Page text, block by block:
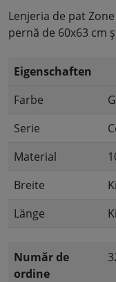
Lenjeria de pat
pernă de 60x63 cm
Eigenschaften
Farbe
Serie
Material
Breite
Länge
Număr de
ordine